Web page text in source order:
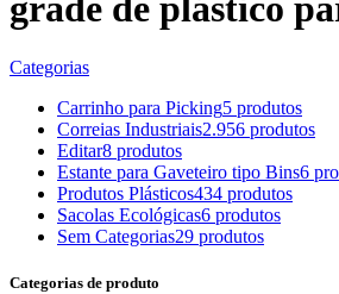
grade de plástico
Categorias
Carrinho para Picking5 produtos
Correias Industriais2.956 produtos
Editar8 produtos
Estante para Gaveteiro tipo Bins6
Produtos Plásticos434 produtos
Sacolas Ecológicas6 produtos
Sem Categorias29 produtos
Categorias de produto